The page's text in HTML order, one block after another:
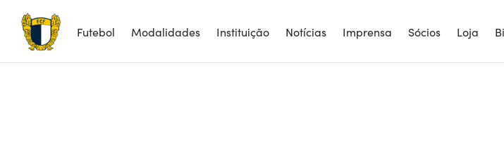
Futebol Modalidades Instituição Notícias Imprensa Sócios Loja